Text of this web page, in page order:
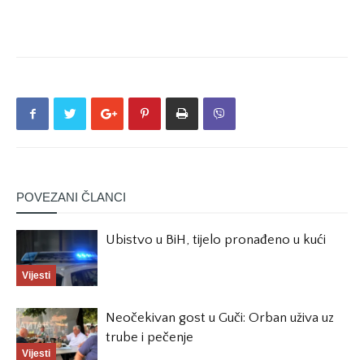
POVEZANI ČLANCI
Vijesti
Ubistvo u BiH, tijelo pronađeno u kući
Vijesti
Neočekivan gost u Guči: Orban uživa uz
trube i pečenje